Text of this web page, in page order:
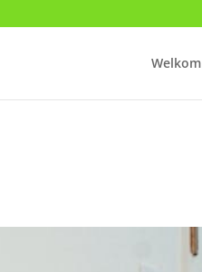
Welkom